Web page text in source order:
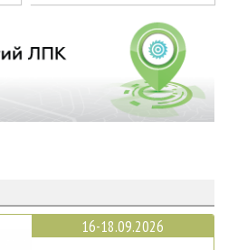
16-18.09.2026